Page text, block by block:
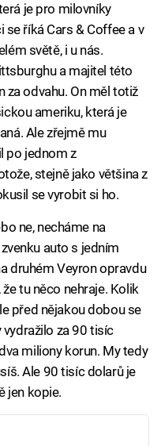
je pro milovníky
říká Cars & Coffee a v
světě, i u nás.
a majitel této
za odvahu. On měl totiž
ameriku, která je
Ale zřejmě mu
po jednom z
stejně jako většina z
se vyrobit si ho.
ne, necháme na
auto s jedním
druhém Veyron opravdu
tu něco nehraje. Kolik
před nějakou dobou se
za 90 tisíc
miliony korun. My tedy
Ale 90 tisíc dolarů je
jen kopie.